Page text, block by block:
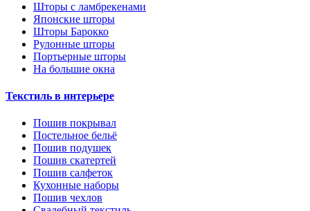
Шторы с ламбрекенами
Японские шторы
Шторы Барокко
Рулонные шторы
Портьерные шторы
На большие окна
Текстиль в интерьере
Пошив покрывал
Постельное бельё
Пошив подушек
Пошив скатертей
Пошив салфеток
Кухонные наборы
Пошив чехлов